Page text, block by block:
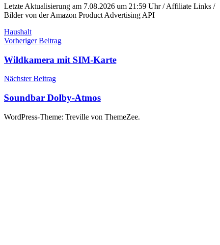
Letzte Aktualisierung am 7.08.2026 um 21:59 Uhr / Affiliate Links /
Bilder von der Amazon Product Advertising API
Haushalt
Beitragsnavigation
Vorheriger Beitrag
Wildkamera mit SIM-Karte
Nächster Beitrag
Soundbar Dolby-Atmos
WordPress-Theme: Treville von ThemeZee.